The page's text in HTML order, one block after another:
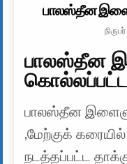
பாலஸ்தீன
பாலஸ்தீன
பாலஸ்தீன
,மேற்குக்
நடத்தப்பட்ட